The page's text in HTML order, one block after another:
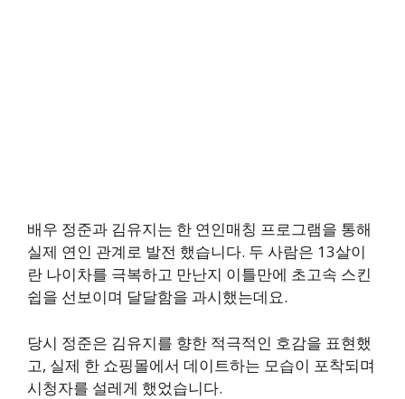
배우 정준과 김유지는 한 연인매칭 프로그램을 통해
실제 연인 관계로 발전 했습니다. 두 사람은 13살이
란 나이차를 극복하고 만난지 이틀만에 초고속 스킨
쉽을 선보이며 달달함을 과시했는데요.
당시 정준은 김유지를 향한 적극적인 호감을 표현했
고, 실제 한 쇼핑몰에서 데이트하는 모습이 포착되며
시청자를 설레게 했었습니다.